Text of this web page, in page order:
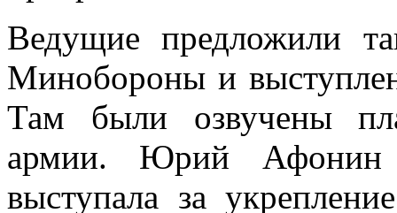
Ведущие предложили
Минобороны и
Там были озвучены
армии. Юрий Афонин
выступала за